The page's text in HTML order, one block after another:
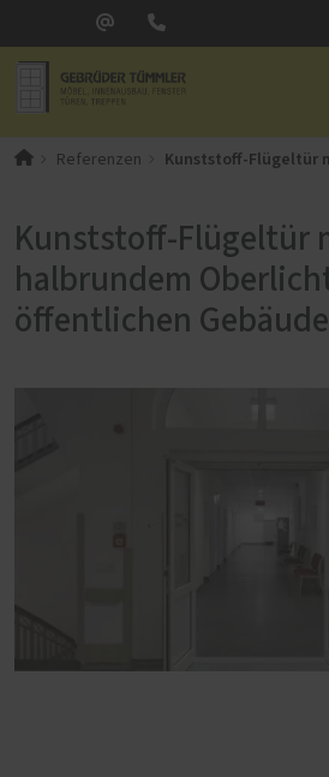
Referenzen Kunststoff-Flügeltür
Kunststoff-Flügeltür
halbrundem
öffentlichen